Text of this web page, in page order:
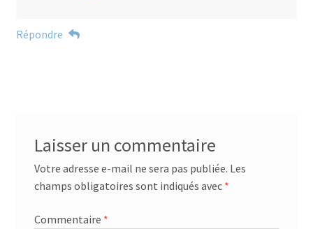
Répondre
Laisser un commentaire
Votre adresse e-mail ne sera pas publiée. Les
champs obligatoires sont indiqués avec *
Commentaire *